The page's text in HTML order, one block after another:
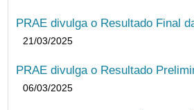
PRAE divulga o Resultado Final
21/03/2025
PRAE divulga o Resultado
06/03/2025